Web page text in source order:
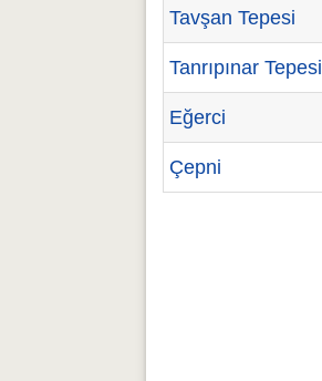
Tavşan Tepesi
Tanrıpınar Tepesi
Eğerci
Çepni